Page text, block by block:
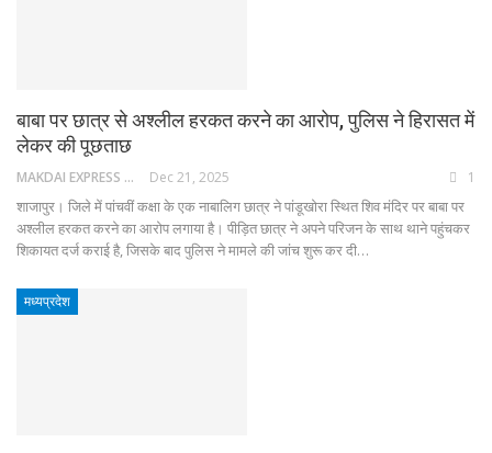
बाबा पर छात्र से अश्लील हरकत करने का आरोप, पुलिस ने हिरासत में
लेकर की पूछताछ
MAKDAI EXPRESS 24 Dec 21, 2025 1
शाजापुर। जिले में पांचवीं कक्षा के एक नाबालिग छात्र ने पांडूखोरा स्थित शिव मंदिर पर बाबा पर
अश्लील हरकत करने का आरोप लगाया है। पीड़ित छात्र ने अपने परिजन के साथ थाने पहुंचकर
शिकायत दर्ज कराई है, जिसके बाद पुलिस ने मामले की जांच शुरू कर दी…
मध्यप्रदेश